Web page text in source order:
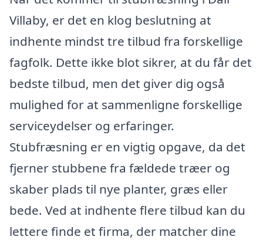
Villaby, er det en klog beslutning at
indhente mindst tre tilbud fra forskellige
fagfolk. Dette ikke blot sikrer, at du får det
bedste tilbud, men det giver dig også
mulighed for at sammenligne forskellige
serviceydelser og erfaringer.
Stubfræsning er en vigtig opgave, da det
fjerner stubbene fra fældede træer og
skaber plads til nye planter, græs eller
bede. Ved at indhente flere tilbud kan du
lettere finde et firma, der matcher dine